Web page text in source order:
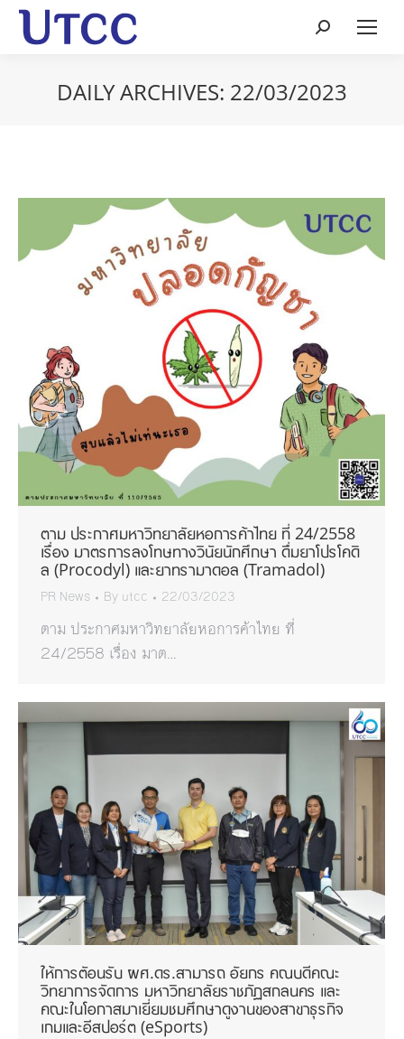
Search:
DAILY ARCHIVES: 22/03/2023
ตาม ประกาศมหาวิทยาลัยหอการค้าไทย ที่ 24/2558
เรื่อง มาตรการลงโทษทางวินัยนักศึกษา ดื่มยาโปรโคดิ
ล (Procodyl) และยาทรามาดอล (Tramadol)
PR News By utcc 22/03/2023
ตาม ประกาศมหาวิทยาลัยหอการค้าไทย ที่
24/2558 เรื่อง มาต…
ให้การตัอนรับ ผศ.ดร.สามารถ อัยกร คณบดีคณะ
วิทยาการจัดการ มหาวิทยาลัยราชภัฏสกลนคร และ
คณะในโอกาสมาเยี่ยมชมศึกษาดูงานของสาขาธุรกิจ
เกมและอีสปอร์ต (eSports)